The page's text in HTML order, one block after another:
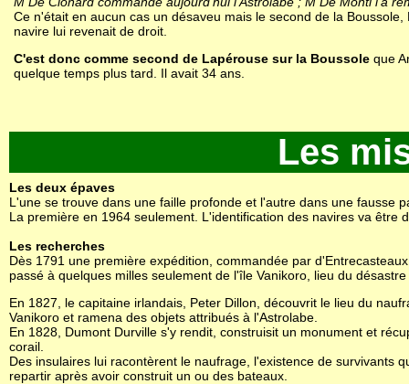
Ce n'était en aucun cas un désaveu mais le second de la
navire lui revenait de droit.
C'est donc comme second de Lapérouse sur la Boussole que
quelque temps plus tard. Il avait 34 ans.
Les
Les deux épaves
L'une se trouve dans une faille profonde et l'autre dans une fausse
La première en 1964 seulement. L'identification des navires va être
Les recherches
Dès 1791 une première expédition, commandée par
passé à quelques milles seulement de l'île Vanikoro, lieu du
En 1827, le capitaine irlandais, Peter Dillon, découvrit le lieu du
Vanikoro et ramena des objets attribués à l'Astrolabe.
En 1828, Dumont Durville s'y rendit, construisit un monument et
corail.
Des insulaires lui racontèrent le naufrage, l'existence de survivants
repartir après avoir construit un ou des bateaux.